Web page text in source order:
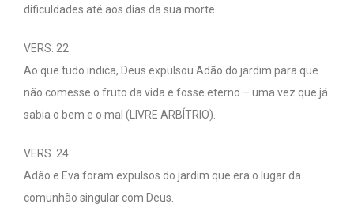
dificuldades até aos dias da sua morte.
VERS. 22
Ao que tudo indica, Deus expulsou Adão do jardim para que
não comesse o fruto da vida e fosse eterno – uma vez que já
sabia o bem e o mal (LIVRE ARBÍTRIO).
VERS. 24
Adão e Eva foram expulsos do jardim que era o lugar da
comunhão singular com Deus.